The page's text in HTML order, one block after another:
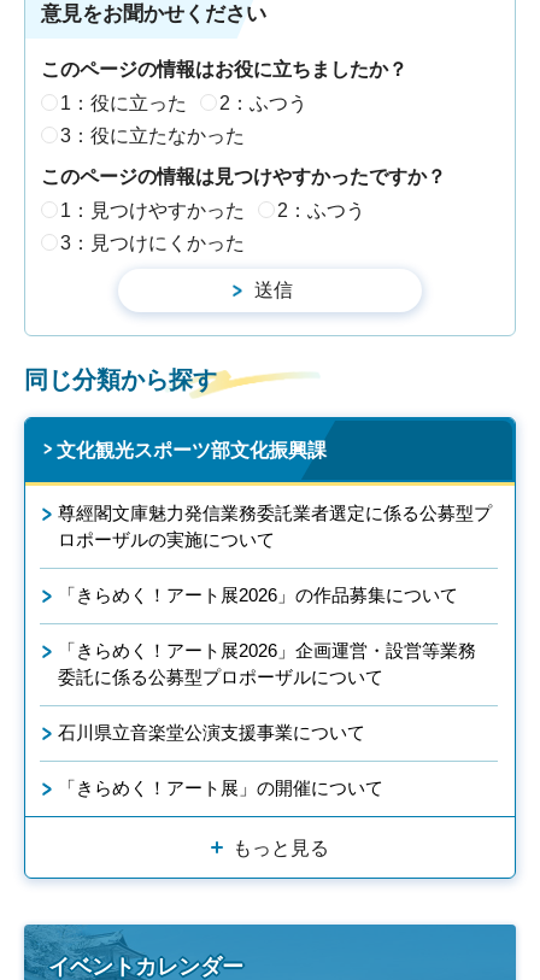
意見をお聞かせください
このページの情報はお役に立ちましたか？
1：役に立った
2：ふつう
3：役に立たなかった
このページの情報は見つけやすかったですか？
1：見つけやすかった
2：ふつう
3：見つけにくかった
同じ分類から探す
文化観光スポーツ部文化振興課
尊經閣文庫魅力発信業務委託業者選定に係る公募型プ
ロポーザルの実施について
「きらめく！アート展2026」の作品募集について
「きらめく！アート展2026」企画運営・設営等業務
委託に係る公募型プロポーザルについて
石川県立音楽堂公演支援事業について
「きらめく！アート展」の開催について
もっと見る
イベントカレンダー